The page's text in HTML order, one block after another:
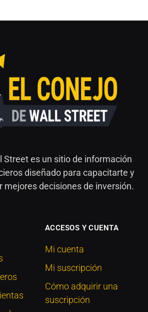
Street es un sitio de información
diseñado para capacitarte y
mejores decisiones de inversión.
ACCESOS Y CUENTA
Mi cuenta
Mi suscripción
Cómo adquirir una
suscripción